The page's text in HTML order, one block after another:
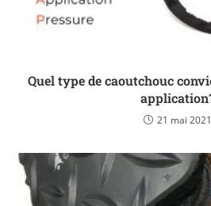
Quel type de caoutchouc
21 mai 2021